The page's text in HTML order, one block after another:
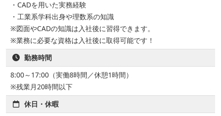
・CADを用いた実務経験
・工業系学科出身や理数系の知識
※図面やCADの知識は入社後に習得できます。
※業務に必要な資格は入社後に取得可能です！
勤務時間
8:00～17:00（実働8時間／休憩1時間）
※残業月20時間以下
休日・休暇